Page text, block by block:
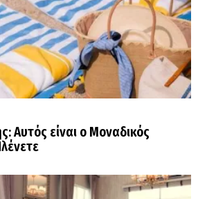
Αυτός είναι ο Μοναδικός